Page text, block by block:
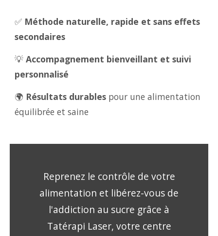
✅ Méthode naturelle, rapide et sans effets
secondaires
💡 Accompagnement bienveillant et suivi
personnalisé
🌍 Résultats durables pour une alimentation
équilibrée et saine
Reprenez le contrôle de votre
alimentation et libérez-vous de
l'addiction au sucre grâce à
Tatérapi Laser, votre centre